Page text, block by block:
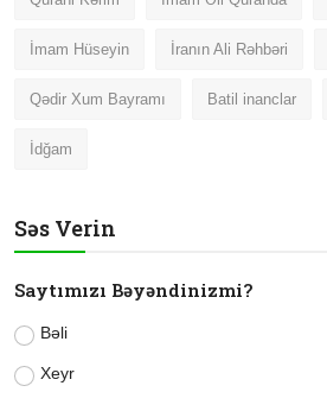
İmam Hüseyin İranın Ali Rəhbəri
Qədir Xum Bayramı Batil inanclar
İdğam
Səs Verin
Saytımızı Bəyəndinizmi?
Bəli
Xeyr